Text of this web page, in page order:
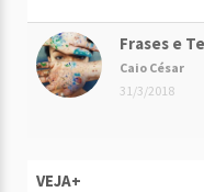
Frases e
Caio César
31/3/2018
VEJA+